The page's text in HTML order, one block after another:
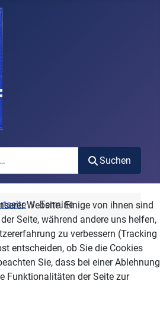
Suchen
Termine
Website. Einige von ihnen sind
Seite, während andere uns helfen,
zu verbessern (Tracking
entscheiden, ob Sie die Cookies
Sie, dass bei einer Ablehnung
Funktionalitäten der Seite zur